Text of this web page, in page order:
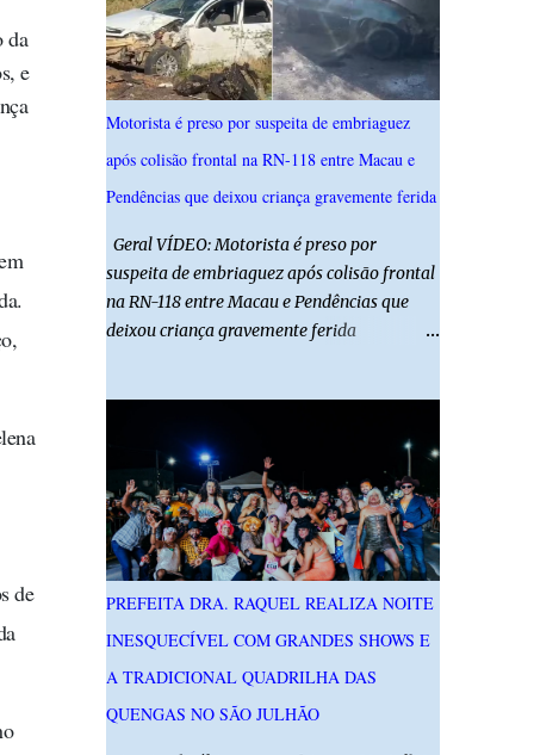
da
e
de
Motorista é preso por suspeita de embriaguez
após colisão frontal na RN-118 entre Macau e
Pendências que deixou criança gravemente ferida
Geral VÍDEO: Motorista é preso por
suspeita de embriaguez após colisão frontal
na RN-118 entre Macau e Pendências que
deixou criança gravemente ferida
embriagado após um acidente que deixou
uma criança de 11 anos gravemente ferida
na manhã deste sábado (1º), na RN-118,
entre Macau e Pendências. Segundo a Polícia
Militar, dois carros que seguiam em sentidos
opostos bateram de frente. Um dos
condutores apresentava sinais de
embriaguez, foi levado ao Hospital Regional
Tarcísio Maia, em Mossoró, e autuado em
flagrante. O exame pericial para confirmar a
presença de álcool no organismo está em
PREFEITA DRA. RAQUEL REALIZA NOITE
INESQUECÍVEL COM GRANDES SHOWS E
A TRADICIONAL QUADRILHA DAS
QUENGAS NO SÃO JULHÃO